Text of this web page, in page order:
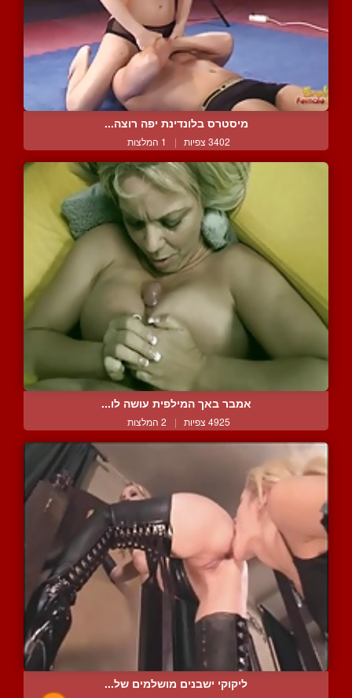
מיסטרס בלונדינת יפה רוצה...
3402 צפיות | 1 המלצות
אמבר באך המילפית עושה לו...
4925 צפיות | 2 המלצות
ליקוקי ישבנים מושלמים של...